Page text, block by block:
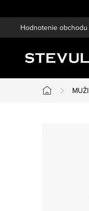
na
Hodnotenie obchodu
Domov
MUŽI